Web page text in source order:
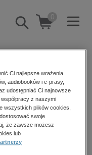
Pokaż/schowaj
wyszukiwarkę
0
Ci najlepsze wrażenia
audiobooków i e-prasy,
udostępniać Ci najnowsze
z naszymi
wszystkich plików cookies,
swoje
że zawsze możesz
lub